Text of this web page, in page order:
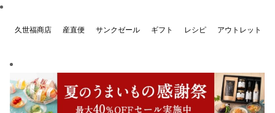
久世福商店 産直便 サンクゼール ギフト レシピ アウトレット